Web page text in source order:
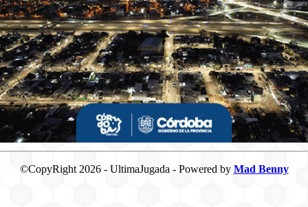
©CopyRight 2026 - UltimaJugada - Powered by Mad Benny